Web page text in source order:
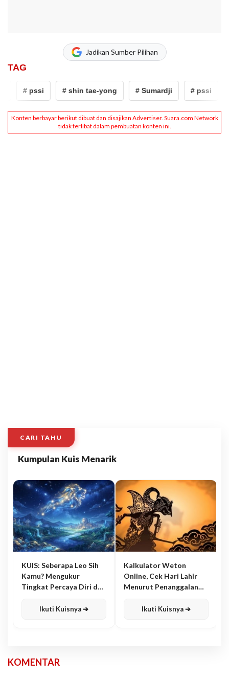
Jadikan Sumber Pilihan
TAG
# pssi # shin tae-yong # Sumardji # pssi
CARI TAHU
Kumpulan Kuis Menarik
KUIS: Seberapa Leo Sih
Kamu? Mengukur
Tingkat Percaya Diri dan
Ikuti Kuisnya ➔
Kalkulator Weton
Online, Cek Hari Lahir
Menurut Penanggalan
Ikuti Kuisnya ➔
KOMENTAR